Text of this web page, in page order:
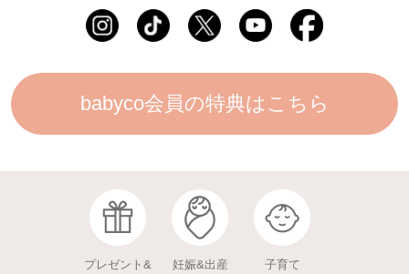
babyco会員の特典はこちら
プレゼント&
妊娠&出産 子育て